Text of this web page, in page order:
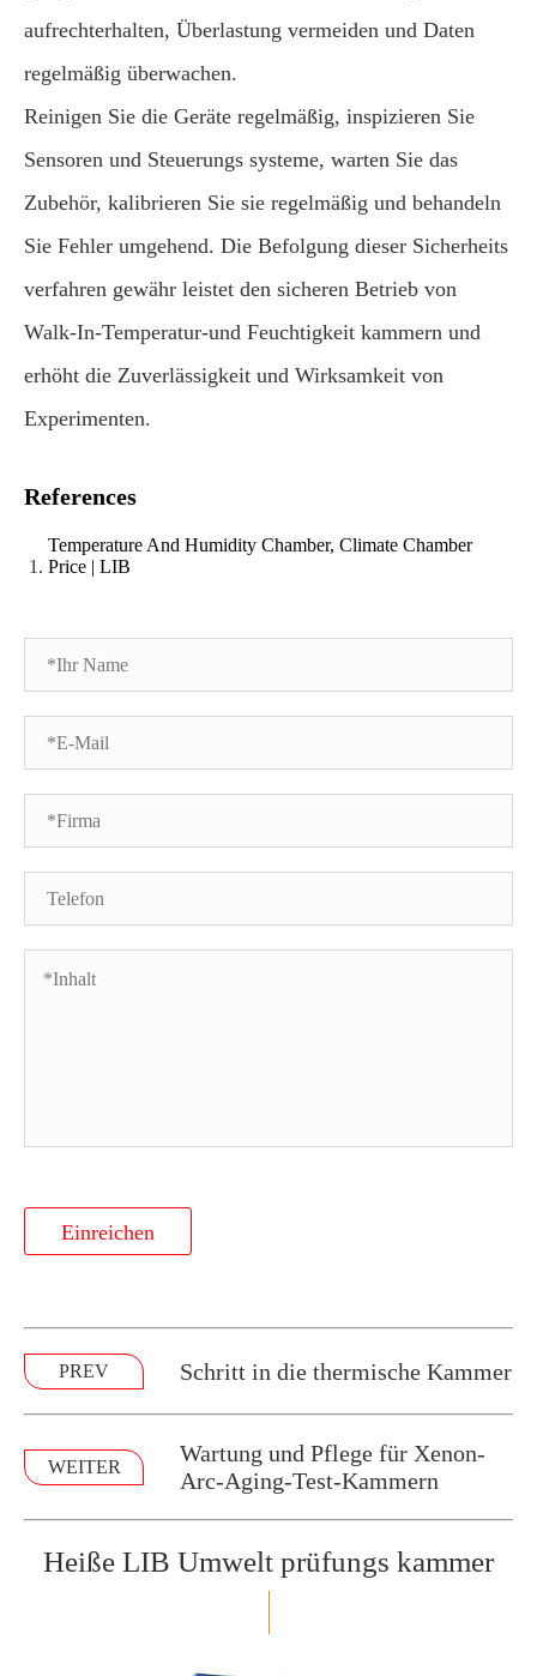
aufrechterhalten, Überlastung vermeiden und Daten
regelmäßig überwachen.
Reinigen Sie die Geräte regelmäßig, inspizieren Sie
Sensoren und Steuerungs systeme, warten Sie das
Zubehör, kalibrieren Sie sie regelmäßig und behandeln
Sie Fehler umgehend. Die Befolgung dieser Sicherheits
verfahren gewähr leistet den sicheren Betrieb von
Walk-In-Temperatur-und Feuchtigkeit kammern und
erhöht die Zuverlässigkeit und Wirksamkeit von
Experimenten.
References
Temperature And Humidity Chamber, Climate Chamber
Price | LIB
Einreichen
PREV Schritt in die thermische Kammer
WEITER
Wartung und Pflege für Xenon-
Arc-Aging-Test-Kammern
Heiße LIB Umwelt prüfungs kammer